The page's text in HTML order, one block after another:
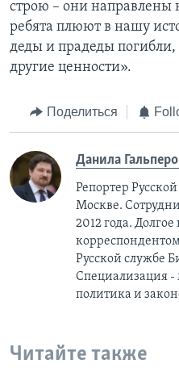
строю – они направлены
ребята плюют в нашу
деды и прадеды
другие ценности».
Поделиться
Данила
Репортер
Москве.
2012 года.
Русской службе
Специализация
политика и
Читайте также